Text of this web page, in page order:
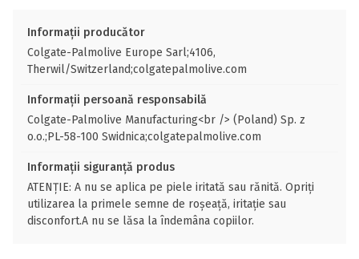
Informații producător
Colgate-Palmolive Europe Sarl;4106,
Therwil/Switzerland;colgatepalmolive.com
Informații persoană responsabilă
Colgate-Palmolive Manufacturing<br /> (Poland) Sp. z
o.o.;PL-58-100 Swidnica;colgatepalmolive.com
Informații siguranță produs
ATENȚIE: A nu se aplica pe piele iritată sau rănită. Opriți
utilizarea la primele semne de roșeață, iritație sau
disconfort.A nu se lăsa la îndemâna copiilor.